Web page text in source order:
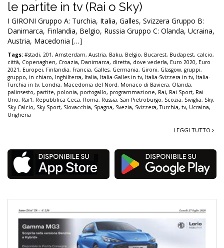
le partite in tv (Rai o Sky)
I GIRONI Gruppo A: Turchia, Italia, Galles, Svizzera Gruppo B:
Danimarca, Finlandia, Belgio, Russia Gruppo C: Olanda, Ucraina,
Austria, Macedonia […]
Tags: #stadi, 201, Amsterdam, Austria, Baku, Belgio, Bucarest, Budapest, calcio,
città, Copenaghen, Croazia, Danimarca, diretta, dove vederla, Euro 2020, Euro
2021, Europei, Finlandia, Francia, Galles, Germania, Gironi, Glasgow, gruppi,
gruppo, in chiaro, Inghilterra, Italia, Italia-Galles in tv, Italia-Svizzera in tv, Italia-
Turchia in tv, Londra, Macedonia del Nord, Monaco di Baviera, Olanda,
palinsesto, partite, polonia, portogallo, programmazione, Rai, Rai Sport, Rai
Uno, Rai1, Repubblica Ceca, Roma, Russia, San Pietroburgo, Scozia, Siviglia, Sky,
Sky Calcio, Sky Sport, Slovacchia, Spagna, Svezia, Svizzera,Turchia, tv, Ucraina,
Ungheria
LEGGI TUTTO